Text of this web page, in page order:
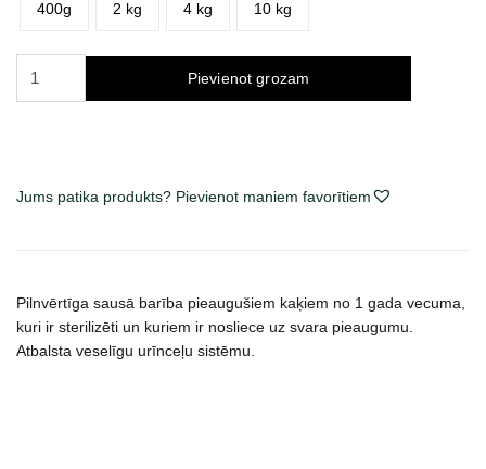
400g 2 kg 4 kg 10 kg
katėms
Pievienot grozam
Jums patika produkts? Pievienot maniem favorītiem
Pilnvērtīga sausā barība pieaugušiem kaķiem no 1 gada vecuma,
kuri ir sterilizēti un kuriem ir nosliece uz svara pieaugumu.
Atbalsta veselīgu urīnceļu sistēmu.